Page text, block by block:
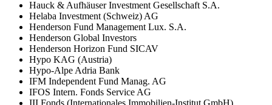
Hauck & Aufhäuser Investment Gesellschaft S.A.
Helaba Investment (Schweiz) AG
Henderson Fund Management Lux. S.A.
Henderson Global Investors
Henderson Horizon Fund SICAV
Hypo KAG (Austria)
Hypo-Alpe Adria Bank
IFM Independent Fund Manag. AG
IFOS Intern. Fonds Service AG
III Fonds (Internationales Immobilien-Institut GmbH)